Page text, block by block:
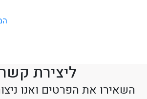
ליצירת קשר
השאירו את הפרטים ואנו